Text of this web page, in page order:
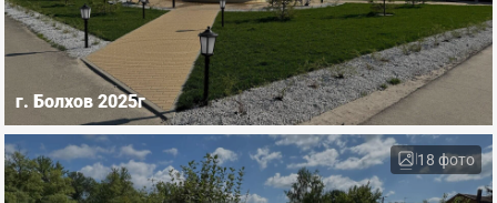
г. Болхов 2025г
18 фото